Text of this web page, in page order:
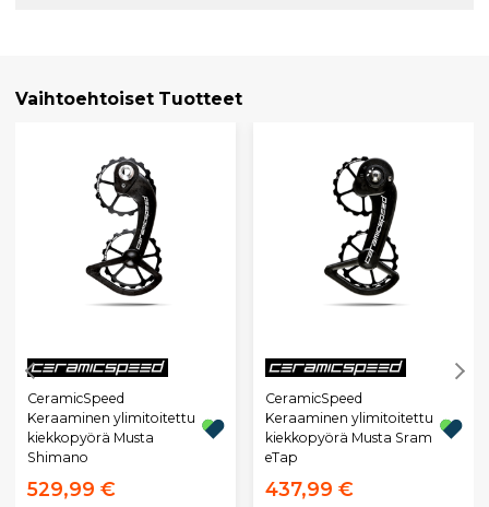
Vaihtoehtoiset Tuotteet
CeramicSpeed
Keraaminen ylimitoitettu
kiekkopyörä Musta
Shimano
529,99 €
CeramicSpeed
Keraaminen ylimitoitettu
kiekkopyörä Musta Sram
eTap
437,99 €